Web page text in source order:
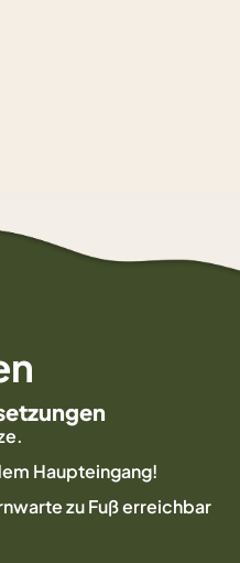
Haupteingang!
zu Fuß erreichbar